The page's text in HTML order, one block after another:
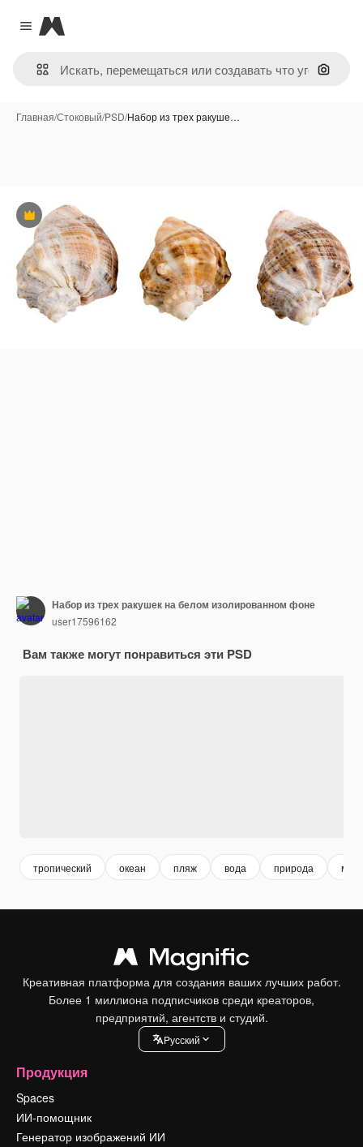
Close menu
Magnific
Поиск
Главная/Стоковый/PSD/Набор из трех ракуше…
Премиум
Набор из трех ракушек на белом изолированном фоне
user17596162
Вам также могут понравиться эти PSD
тропический океан пляж вода природа
Креативная платформа для создания ваших лучших работ.
Более 1 миллиона подписчиков среди креаторов,
предприятий, агентств и студий.
Pусский
Продукция
Spaces
ИИ-помощник
Генератор изображений ИИ